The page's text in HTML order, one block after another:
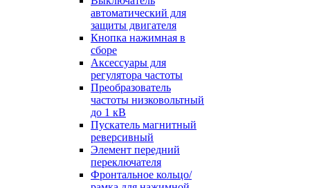
автоматический для
защиты двигателя
Кнопка нажимная в
сборе
Аксессуары для
регулятора частоты
Преобразователь
частоты низковольтный
до 1 кВ
Пускатель магнитный
реверсивный
Элемент передний
переключателя
Фронтальное кольцо/